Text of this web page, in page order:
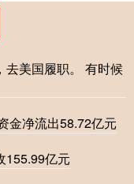
去美国履职。 有时候
金净流出58.72亿元
155.99亿元